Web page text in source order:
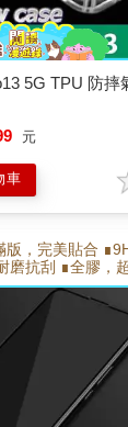
5G TPU 防摔
元
車
版，完美貼合
磨抗刮 ∎全膠，超
靜電吸附，自動
疏油層 使手感更滑